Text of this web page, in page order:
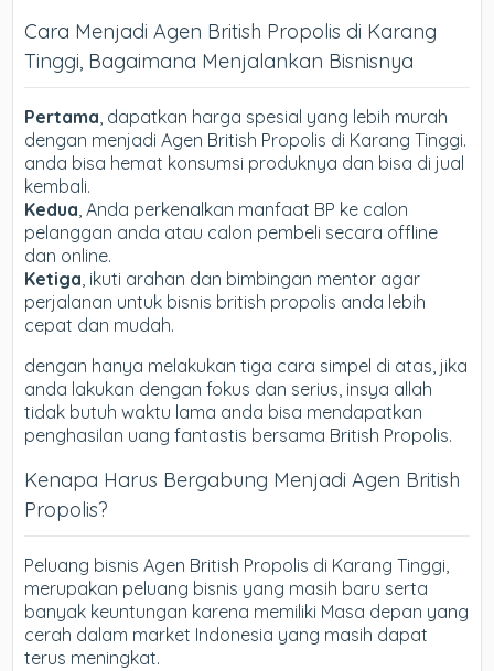
Cara Menjadi Agen British Propolis di Karang
Tinggi, Bagaimana Menjalankan Bisnisnya
Pertama, dapatkan harga spesial yang lebih murah
dengan menjadi Agen British Propolis di Karang Tinggi.
anda bisa hemat konsumsi produknya dan bisa di jual
kembali.
Kedua, Anda perkenalkan manfaat BP ke calon
pelanggan anda atau calon pembeli secara offline
dan online.
Ketiga, ikuti arahan dan bimbingan mentor agar
perjalanan untuk bisnis british propolis anda lebih
cepat dan mudah.
dengan hanya melakukan tiga cara simpel di atas, jika
anda lakukan dengan fokus dan serius, insya allah
tidak butuh waktu lama anda bisa mendapatkan
penghasilan uang fantastis bersama British Propolis.
Kenapa Harus Bergabung Menjadi Agen British
Propolis?
Peluang bisnis Agen British Propolis di Karang Tinggi,
merupakan peluang bisnis yang masih baru serta
banyak keuntungan karena memiliki Masa depan yang
cerah dalam market Indonesia yang masih dapat
terus meningkat.